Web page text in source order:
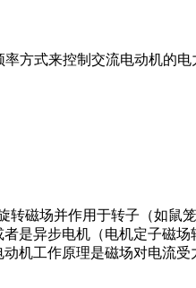
方式来控制交流电动机的
磁场并作用于转子（如鼠
是异步电机（电机定子磁
机工作原理是磁场对电流受